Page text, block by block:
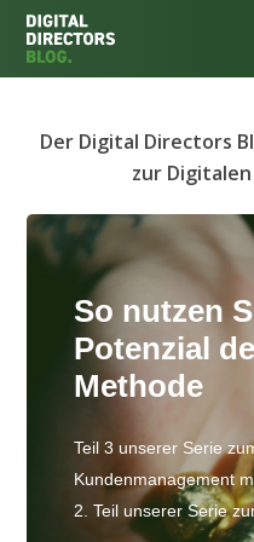
Hit enter to search or ESC to
Der Digital Directors
zur
So nutzen
Potenzial
Methode
Teil 3 unserer Serie
Kundenmanagement
2. Teil unserer Serie